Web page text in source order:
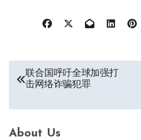
导
航
联合国呼吁全球加强打
击网络诈骗犯罪
About Us